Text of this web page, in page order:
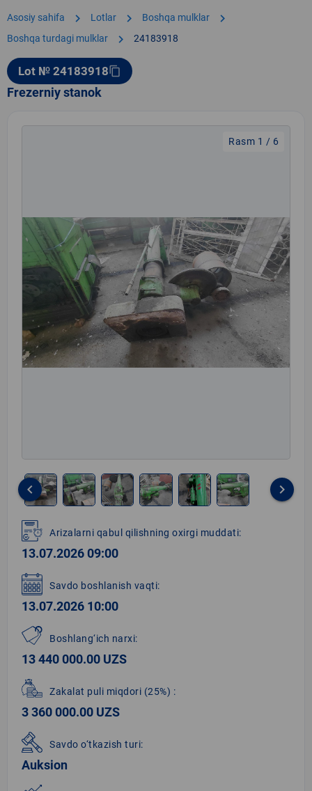
Asosiy sahifa chevron_right Lotlar chevron_right Boshqa mulklar chevron_right
Boshqa turdagi mulklar chevron_right 24183918
Lot № 24183918content_copy
Frezerniy stanok
Rasm 1 / 6
1
of
6
keyboard_arrow_left keyboard_arrow_right
Arizalarni qabul qilishning oxirgi muddati:
13.07.2026 09:00
Savdo boshlanish vaqti:
13.07.2026 10:00
Boshlang‘ich narxi:
13 440 000.00 UZS
Zakalat puli miqdori (25%) :
3 360 000.00 UZS
Savdo o‘tkazish turi:
Auksion